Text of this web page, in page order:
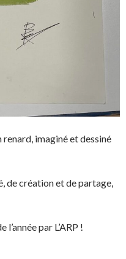
imaginé et dessiné
de création et de partage,
par L’ARP !